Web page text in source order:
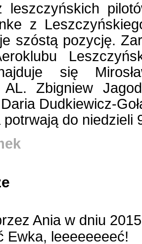
leszczyńskich
z
szóstą pozycję.
się
AL. Zbigniew
Dudkiewicz-
do niedzieli
Aniaw dniu
Ewka, leeeeeeeeć!